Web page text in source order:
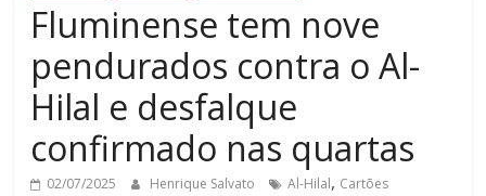
Fluminense tem nove
pendurados contra o Al-
Hilal e desfalque
confirmado nas quartas
02/07/2025 Henrique Salvato Al-Hilal, Cartões